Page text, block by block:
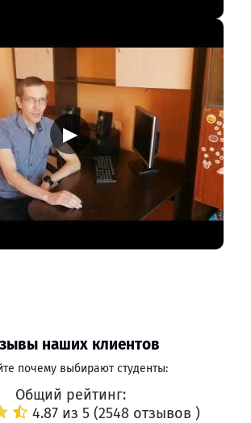
▶
наших клиентов
почему выбирают студенты:
Общий рейтинг:
4.87 из 5 (2548 отзывов )